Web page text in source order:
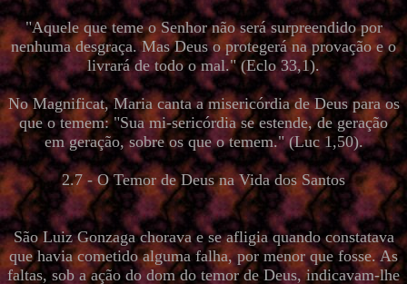
"Aquele que teme o Senhor não será surpreendido por
nenhuma desgraça. Mas Deus o protegerá na provação e o
livrará de todo o mal." (Eclo 33,1).
No Magnificat, Maria canta a misericórdia de Deus para os
que o temem: "Sua mi-sericórdia se estende, de geração
em geração, sobre os que o temem." (Luc 1,50).
2.7 - O Temor de Deus na Vida dos Santos
São Luiz Gonzaga chorava e se afligia quando constatava
que havia cometido alguma falha, por menor que fosse. As
faltas, sob a ação do dom do temor de Deus, indicavam-lhe